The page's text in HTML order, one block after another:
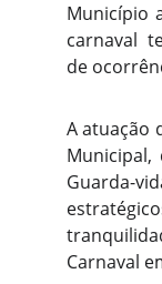
Município
carnaval
de
A atuação
Carnaval